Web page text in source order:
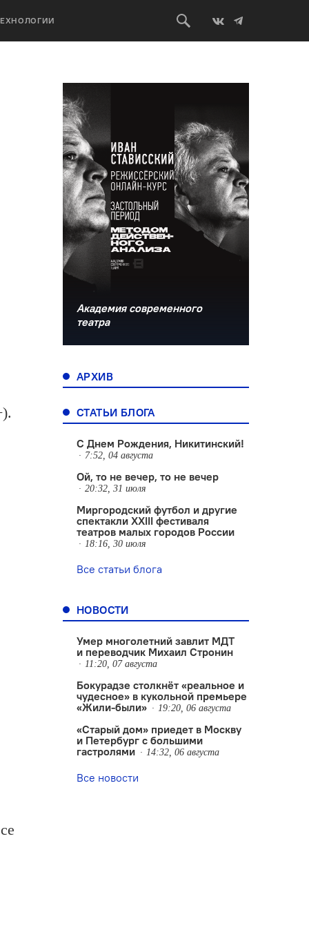
Академия современного
театра
АРХИВ
СТАТЬИ БЛОГА
С Днем Рождения, Никитинский!
7:52, 04 августа
Ой, то не вечер, то не вечер
20:32, 31 июля
Миргородский футбол и другие
спектакли XXIII фестиваля
театров малых городов России
18:16, 30 июля
Все статьи блога
НОВОСТИ
Умер многолетний завлит МДТ
и переводчик Михаил Стронин
11:20, 07 августа
Бокурадзе столкнëт «реальное и
чудесное» в кукольной премьере
«Жили-были»
19:20, 06 августа
«Старый дом» приедет в Москву
и Петербург с большими
гастролями
14:32, 06 августа
Все новости